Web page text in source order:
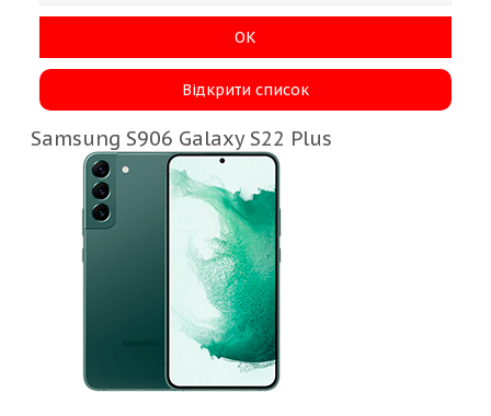
ОК
Відкрити список
Samsung S906 Galaxy S22 Plus